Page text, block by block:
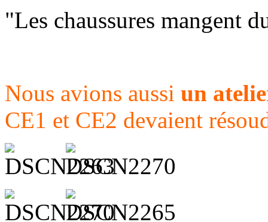
"Les chaussures mangent
Nous avions aussi un
CE1 et CE2 devaient